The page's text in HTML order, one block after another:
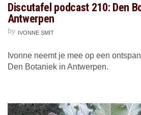
Discutafel podcast 210: Den
Antwerpen
by IVONNE SMIT
Ivonne neemt je mee op een
Den Botaniek in Antwerpen.